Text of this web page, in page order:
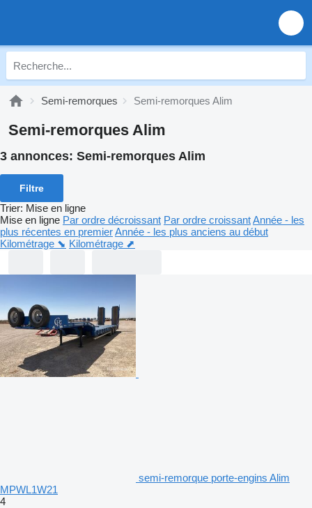
Semi-remorques Semi-remorques Alim
Semi-remorques Alim
3 annonces: Semi-remorques Alim
Filtre
Trier: Mise en ligne
Mise en ligne Par ordre décroissant Par ordre croissantAnnée - les
plus récentes en premierAnnée - les plus anciens au début
Kilométrage ⬊ Kilométrage ⬈
semi-remorque porte-engins Alim
MPWL1W21
4